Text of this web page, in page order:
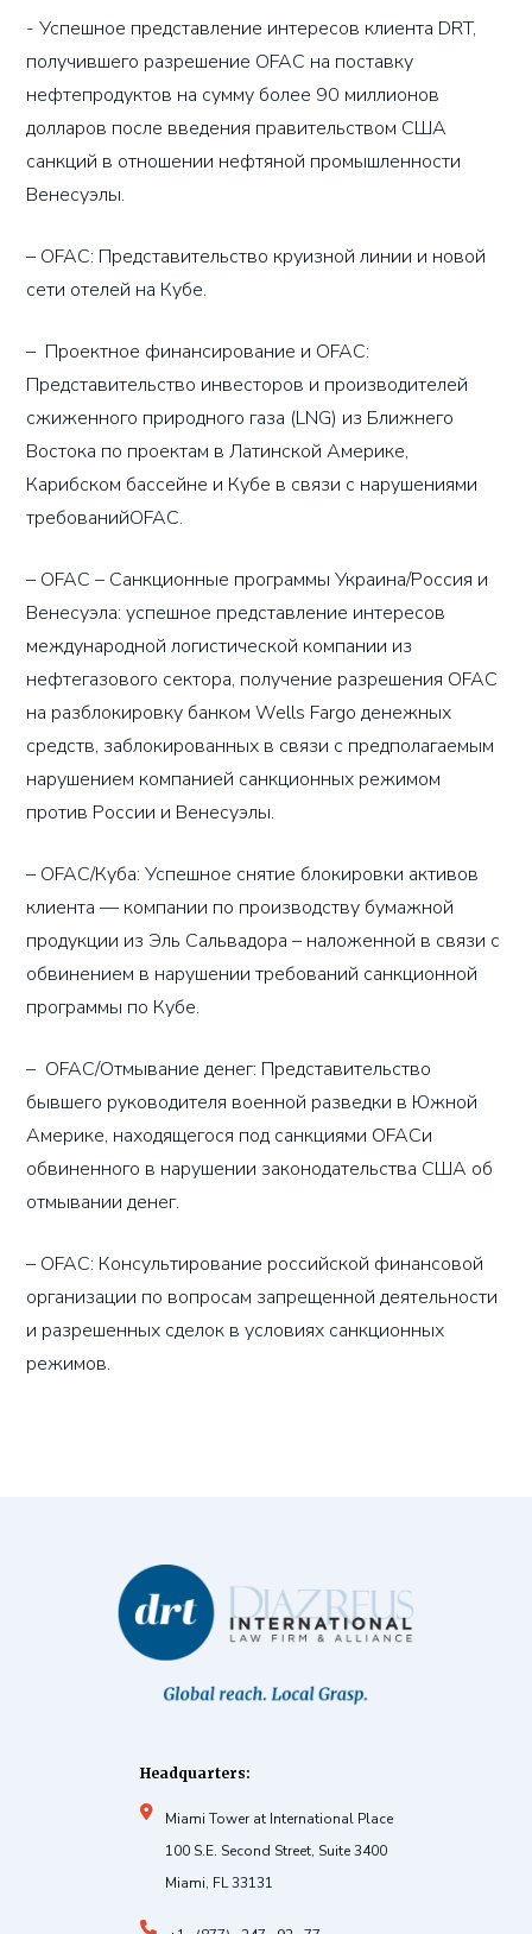
- Успешное представление интересов клиента DRT,
получившего разрешение OFAC на поставку
нефтепродуктов на сумму более 90 миллионов
долларов после введения правительством США
санкций в отношении нефтяной промышленности
Венесуэлы.
– OFAC: Представительство круизной линии и новой
сети отелей на Кубе.
– Проектное финансирование и OFAC:
Представительство инвесторов и производителей
сжиженного природного газа (LNG) из Ближнего
Востока по проектам в Латинской Америке,
Карибском бассейне и Кубе в связи с нарушениями
требованийOFAC.
– OFAC – Санкционные программы Украина/Россия и
Венесуэла: успешное представление интересов
международной логистической компании из
нефтегазового сектора, получение разрешения OFAC
на разблокировку банком Wells Fargo денежных
средств, заблокированных в связи с предполагаемым
нарушением компанией санкционных режимом
против России и Венесуэлы.
– OFAC/Куба: Успешное снятие блокировки активов
клиента — компании по производству бумажной
продукции из Эль Сальвадора – наложенной в связи с
обвинением в нарушении требований санкционной
программы по Кубе.
– OFAC/Отмывание денег: Представительство
бывшего руководителя военной разведки в Южной
Америке, находящегося под санкциями OFACи
обвиненного в нарушении законодательства США об
отмывании денег.
– OFAC: Консультирование российской финансовой
организации по вопросам запрещенной деятельности
и разрешенных сделок в условиях санкционных
режимов.
Headquarters:
Miami Tower at International Place
100 S.E. Second Street, Suite 3400
Miami, FL 33131